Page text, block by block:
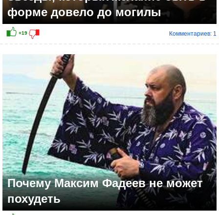
форме довело до могилы
Комментариев: 1
Почему Максим Фадеев не может
похудеть